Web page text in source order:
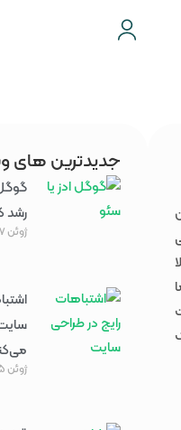
جدیدترین های
رشد
ژوئن 17, 2026
ژوئن 15, 2026